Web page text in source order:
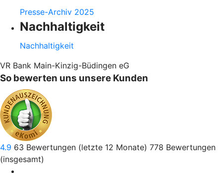
Presse-Archiv 2025
Nachhaltigkeit
Nachhaltigkeit
VR Bank Main-Kinzig-Büdingen eG
So bewerten uns unsere Kunden
4.9 63 Bewertungen (letzte 12 Monate) 778 Bewertungen
(insgesamt)